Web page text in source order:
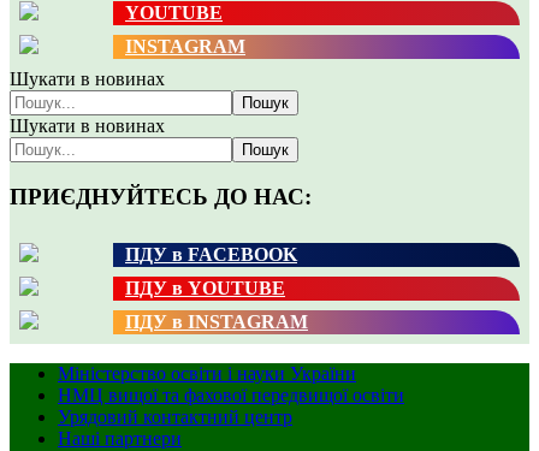
YOUTUBE
INSTAGRAM
Шукати в новинах
Пошук
Шукати в новинах
Пошук
ПРИЄДНУЙТЕСЬ ДО НАС:
ПДУ в FACEBOOK
ПДУ в YOUTUBE
ПДУ в INSTAGRAM
Міністерство освіти і науки України
НМЦ вищої та фахової передвищої освіти
Урядовий контактний центр
Наші партнери